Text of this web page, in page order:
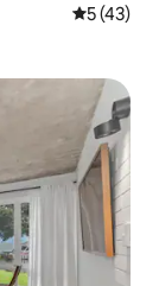
平均评分
5 (43)